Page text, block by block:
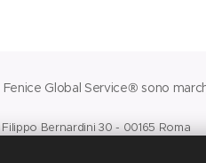
Global Service® sono
Bernardini 30 - 00165 Roma